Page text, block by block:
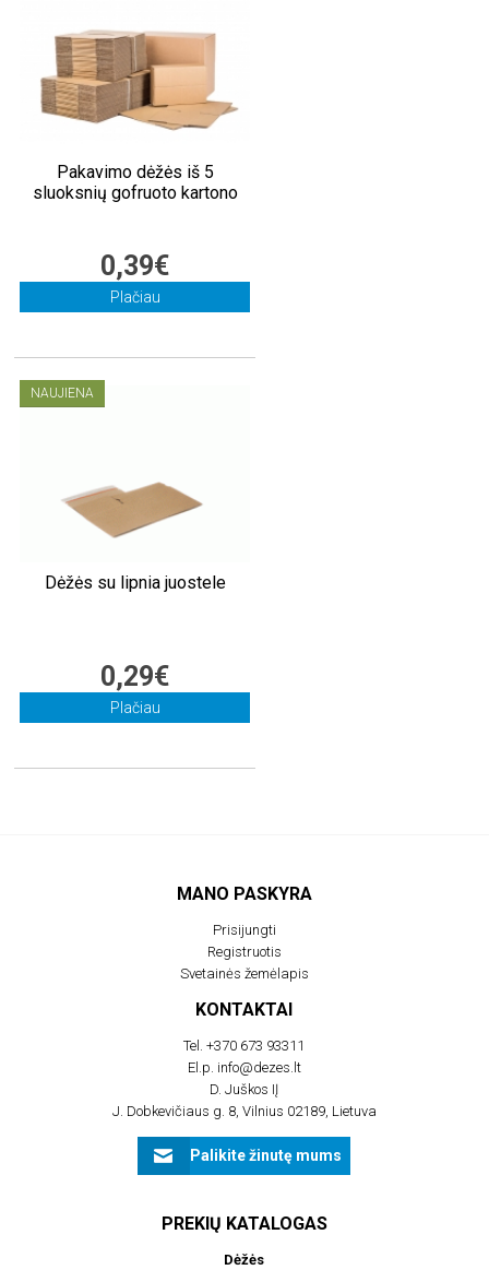
Pakavimo dėžės iš 5
sluoksnių gofruoto kartono
0,39€
Plačiau
NAUJIENA
Dėžės su lipnia juostele
0,29€
Plačiau
MANO PASKYRA
Prisijungti
Registruotis
Svetainės žemėlapis
KONTAKTAI
Tel.+370 673 93311
El.p. info@dezes.lt
D. Juškos IĮ
J. Dobkevičiaus g. 8, Vilnius 02189, Lietuva
Palikite žinutę mums
PREKIŲ KATALOGAS
Dėžės